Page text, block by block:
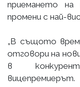
приемането на
промени с най-
„В същото
отговори на
в
вицепремиерът.